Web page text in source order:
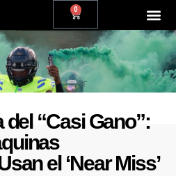
0
“Casi Gano”:
el ‘Near Miss’